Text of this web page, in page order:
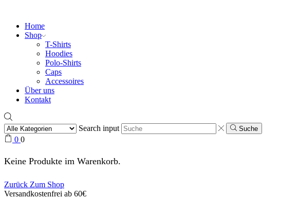
Home
Shop
T-Shirts
Hoodies
Polo-Shirts
Caps
Accessoires
Über uns
Kontakt
Search input Suche
0 0
Keine Produkte im Warenkorb.
Zurück Zum Shop
Versandkostenfrei ab 60€